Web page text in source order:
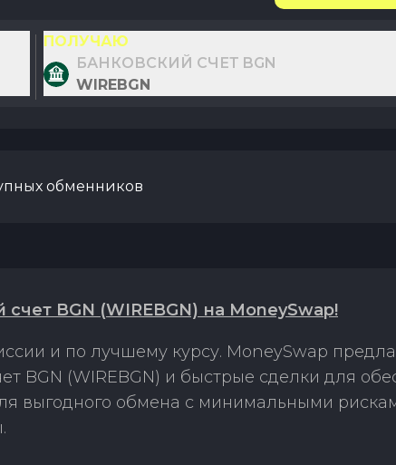
ПОЛУЧАЮ
БАНКОВСКИЙ СЧЕТ BGN
WIREBGN
обменников
BGN (WIREBGN) на MoneySwap!
и по лучшему курсу. MoneySwap
BGN (WIREBGN) и быстрые сделки для
выгодного обмена с минимальными